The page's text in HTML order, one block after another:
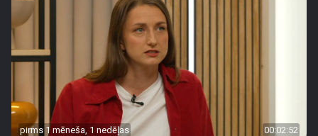
pirms 1 mēneša, 1 nedēļas 00:02:52